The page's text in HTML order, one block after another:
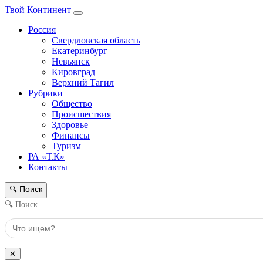
Твой Континент
Россия
Свердловская область
Екатеринбург
Невьянск
Кировград
Верхний Тагил
Рубрики
Общество
Происшествия
Здоровье
Финансы
Туризм
РА «Т.К»
Контакты
🔍 Поиск
🔍 Поиск
✕